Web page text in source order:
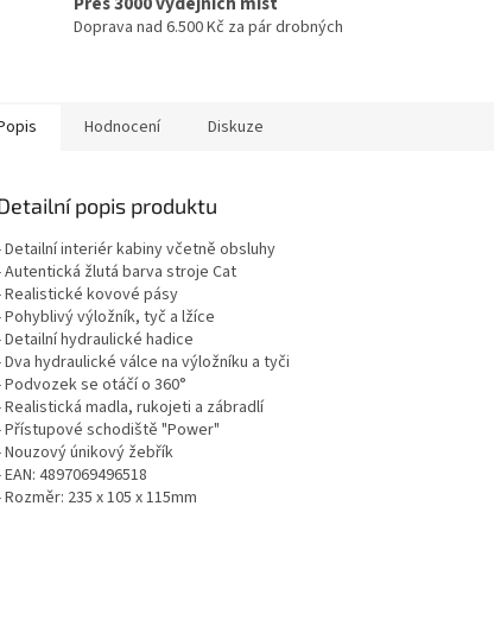
Doprava nad 6.500 Kč za pár drobných
Hodnocení Diskuze
popis produktu
Detailní interiér kabiny včetně obsluhy
Autentická žlutá barva stroje Cat
Realistické kovové pásy
Pohyblivý výložník, tyč a lžíce
Detailní hydraulické hadice
Dva hydraulické válce na výložníku a tyči
Podvozek se otáčí o 360°
Realistická madla, rukojeti a zábradlí
Přístupové schodiště "Power"
Nouzový únikový žebřík
EAN: 4897069496518
Rozměr: 235 x 105 x 115mm